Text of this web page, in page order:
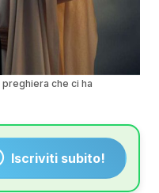
che ci ha
Iscriviti subito!